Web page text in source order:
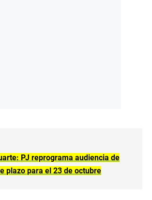
PJ reprograma audiencia de
plazo para el 23 de octubre